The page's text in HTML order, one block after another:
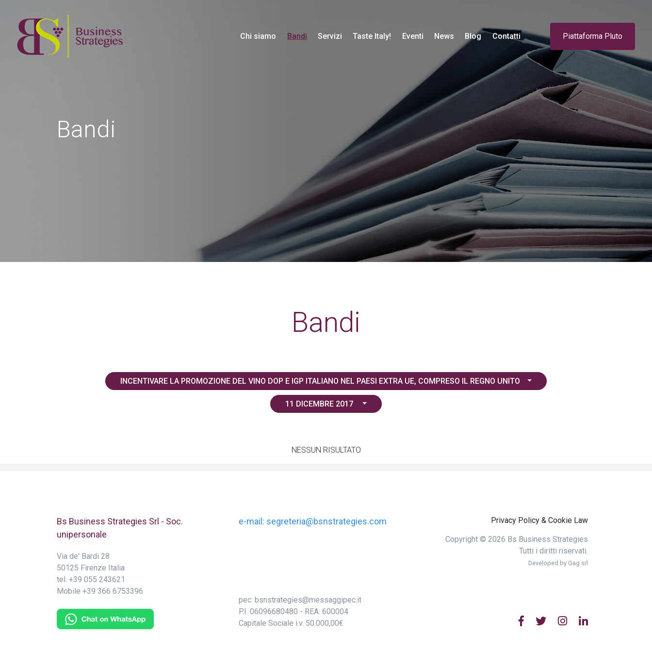
Chi siamo Bandi(current)
Servizi Taste Italy! Eventi News Blog Contatti Piattaforma Pluto
Bandi
Bandi
INCENTIVARE LA PROMOZIONE DEL VINO DOP E IGP ITALIANO NEL PAESI EXTRA UE, COMPRESO IL REGNO UNITO
11 DICEMBRE 2017
NESSUN RISULTATO
Bs Business Strategies Srl - Soc.
unipersonale
Via de' Bardi 28
50125 Firenze Italia
tel. +39 055 243621
Mobile +39 366 6753396
e-mail: segreteria@bsnstrategies.com
pec: bsnstrategies@messaggipec.it
P.I. 06096680480 - REA: 600004
Capitale Sociale i.v. 50.000,00€
Privacy Policy & Cookie Law
Copyright © 2026 Bs Business Strategies
Tutti i diritti riservati.
Developed by Gag srl